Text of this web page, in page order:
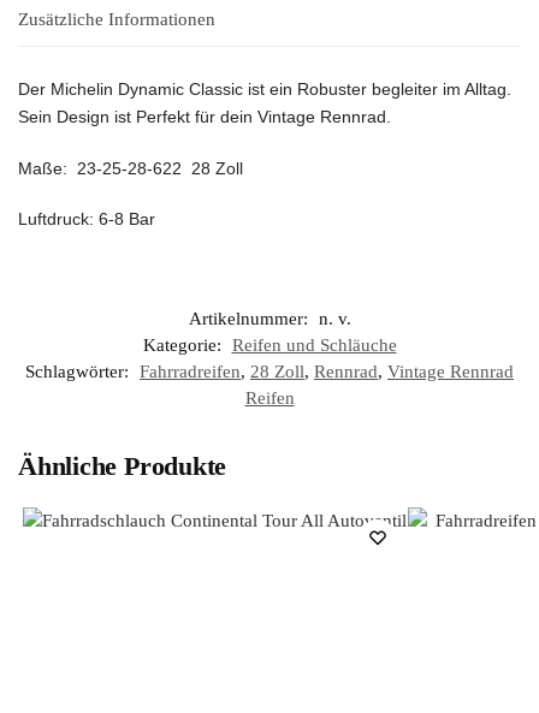
Zusätzliche Informationen
Der Michelin Dynamic Classic ist ein Robuster begleiter im Alltag.
Sein Design ist Perfekt für dein Vintage Rennrad.
Maße: 23-25-28-622 28 Zoll
Luftdruck: 6-8 Bar
Artikelnummer:
n. v.
Kategorie:
Reifen und Schläuche
Schlagwörter:
Fahrradreifen, 28 Zoll, Rennrad, Vintage Rennrad
Reifen
Ähnliche Produkte